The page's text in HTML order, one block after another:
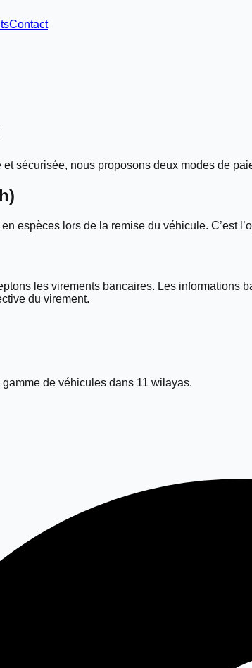
Contact
sécurisée, nous proposons deux modes de
espèces lors de la remise du véhicule. C’est
les virements bancaires. Les informations
du virement.
de véhicules dans 11 wilayas.